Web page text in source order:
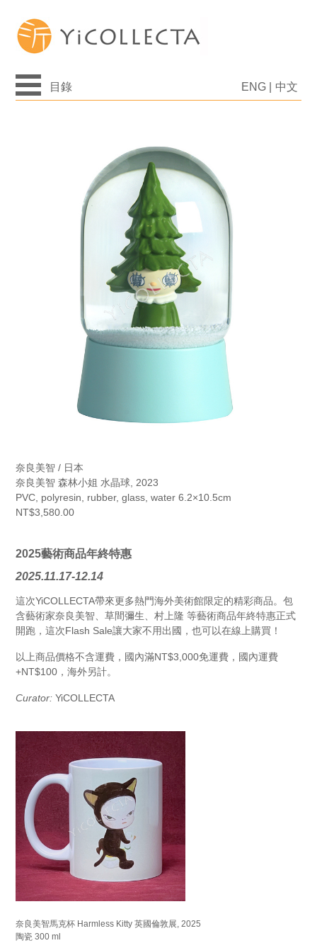
目錄 ENG 中文
奈良美智 / 日本
奈良美智 森林小姐 水晶球, 2023
PVC, polyresin, rubber, glass, water 6.2×10.5cm
NT$3,580.00
2025藝術商品年終特惠
2025.11.17-12.14
這次YiCOLLECTA帶來更多熱門海外美術館限定的精彩商品。包
含藝術家奈良美智、草間彌生、村上隆 等藝術商品年終特惠正式
開跑，這次Flash Sale讓大家不用出國，也可以在線上購買！
以上商品價格不含運費，國內滿NT$3,000免運費，國內運費
+NT$100，海外另計。
Curator: YiCOLLECTA
奈良美智馬克杯 Harmless Kitty 英國倫敦展, 2025
陶瓷 300 ml